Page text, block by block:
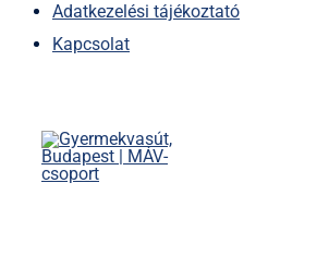
Adatkezelési tájékoztató
Kapcsolat